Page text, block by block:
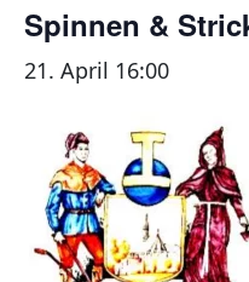
Spinnen &
21. April 16:00